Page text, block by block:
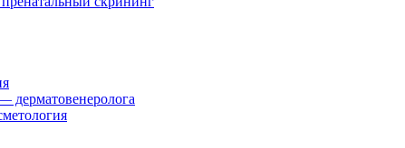
дерматовенеролога